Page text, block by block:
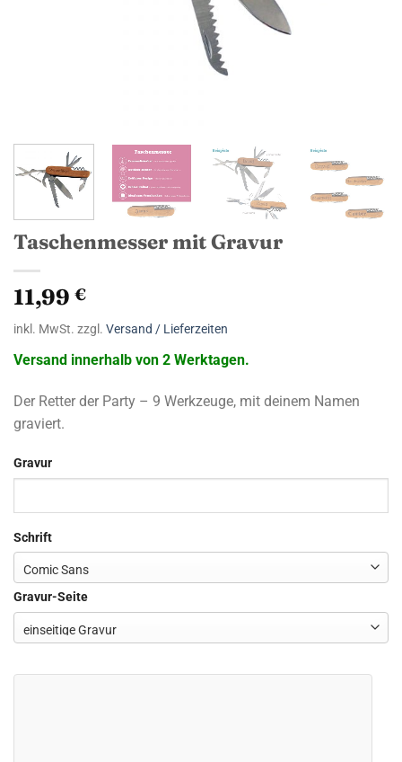
Taschenmesser mit Gravur
11,99 €
inkl. MwSt. zzgl. Versand / Lieferzeiten
Versand innerhalb von 2 Werktagen.
Der Retter der Party – 9 Werkzeuge, mit deinem Namen
graviert.
Gravur
Schrift
Gravur-Seite